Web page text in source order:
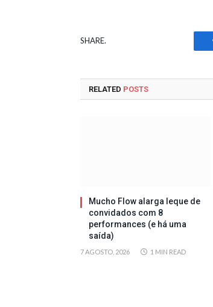
SHARE.
RELATED POSTS
Mucho Flow alarga leque de
convidados com 8
performances (e há uma
saída)
7 AGOSTO, 2026 1 MIN READ